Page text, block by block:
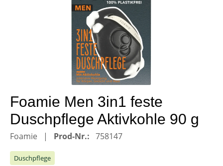
Foamie Men 3in1 feste
Duschpflege Aktivkohle 90 g
Foamie Prod-Nr.: 758147
Duschpflege